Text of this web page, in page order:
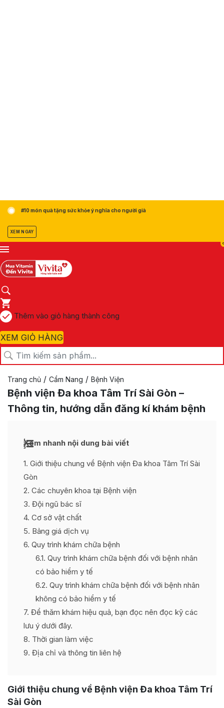
#10 món quà tặng sức khỏe ý nghĩa cho người già
XEM NGAY
0
Thêm vào giỏ hàng thành công
XEM GIỎ HÀNG
Trang chủ / Cẩm Nang / Bệnh Viện
Bệnh viện Đa khoa Tâm Trí Sài Gòn –
Thông tin, hướng dẫn đăng kí khám bệnh
Xem nhanh nội dung bài viết
1 Giới thiệu chung về Bệnh viện Đa khoa Tâm Trí Sài
Gòn
2 Các chuyên khoa tại Bệnh viện
3 Đội ngũ bác sĩ
4 Cơ sở vật chất
5 Bảng giá dịch vụ
6 Quy trình khám chữa bệnh
6.1 Quy trình khám chữa bệnh đối với bệnh nhân
có bảo hiểm y tế
6.2 Quy trình khám chữa bệnh đối với bệnh nhân
không có bảo hiểm y tế
7 Để thăm khám hiệu quả, bạn đọc nên đọc kỹ các
lưu ý dưới đây.
8 Thời gian làm việc
9 Địa chỉ và thông tin liên hệ
Giới thiệu chung về Bệnh viện Đa khoa Tâm Trí
Sài Gòn